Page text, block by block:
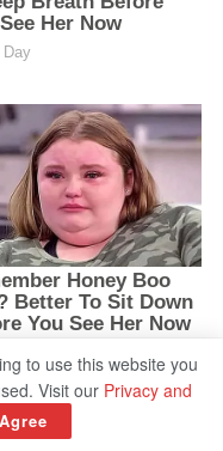
to use this website you
Visit our Privacy and